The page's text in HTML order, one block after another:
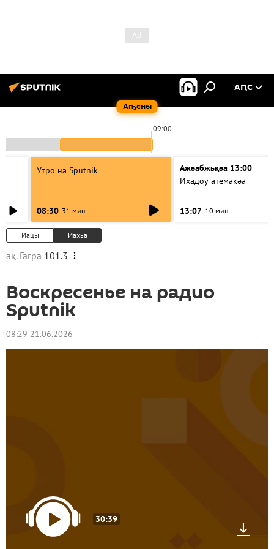
Аҧсны
АԤС
09:00
Утро на Sputnik
08:30 31 мин
Ажәабжьқәа 13:00
Ихадоу атемақәа
13:07 10 мин
Иацы Иахьа
ақ. Гагра 101.3
Воскресенье на радио
Sputnik
08:29 21.06.2026
30:39